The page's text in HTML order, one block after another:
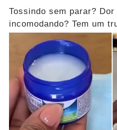
Tossindo sem parar?
incomodando? Tem um
surpreendente!